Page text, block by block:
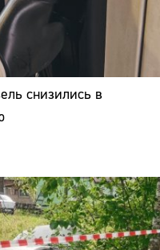
снизились в